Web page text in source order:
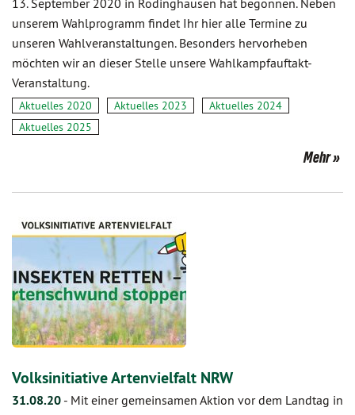
13. September 2020 in Rödinghausen hat begonnen. Neben
unserem Wahlprogramm findet Ihr hier alle Termine zu
unseren Wahlveranstaltungen. Besonders hervorheben
möchten wir an dieser Stelle unsere Wahlkampfauftakt-
Veranstaltung.
Aktuelles 2020 Aktuelles 2023
Aktuelles 2024
Aktuelles 2025
Mehr
Volksinitiative Artenvielfalt NRW
31.08.20 - Mit einer gemeinsamen Aktion vor dem Landtag in